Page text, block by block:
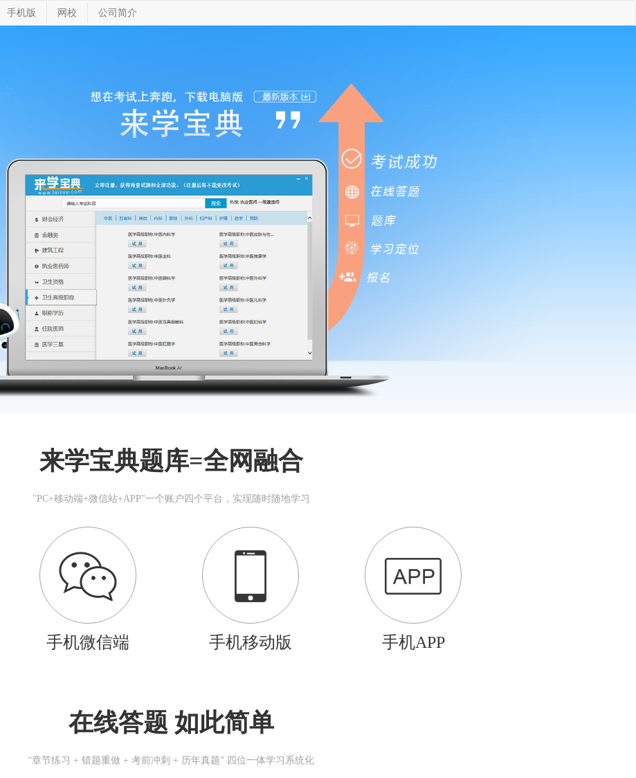
手机版 网校 公司简介
来学宝典题库=全网融合
"PC+移动端+微信站+APP"一个账户四个平台，实现随时随地学习
手机微信端 手机移动版 手机APP
在线答题 如此简单
“章节练习 + 错题重做 + 考前冲刺 + 历年真题” 四位一体学习系统化